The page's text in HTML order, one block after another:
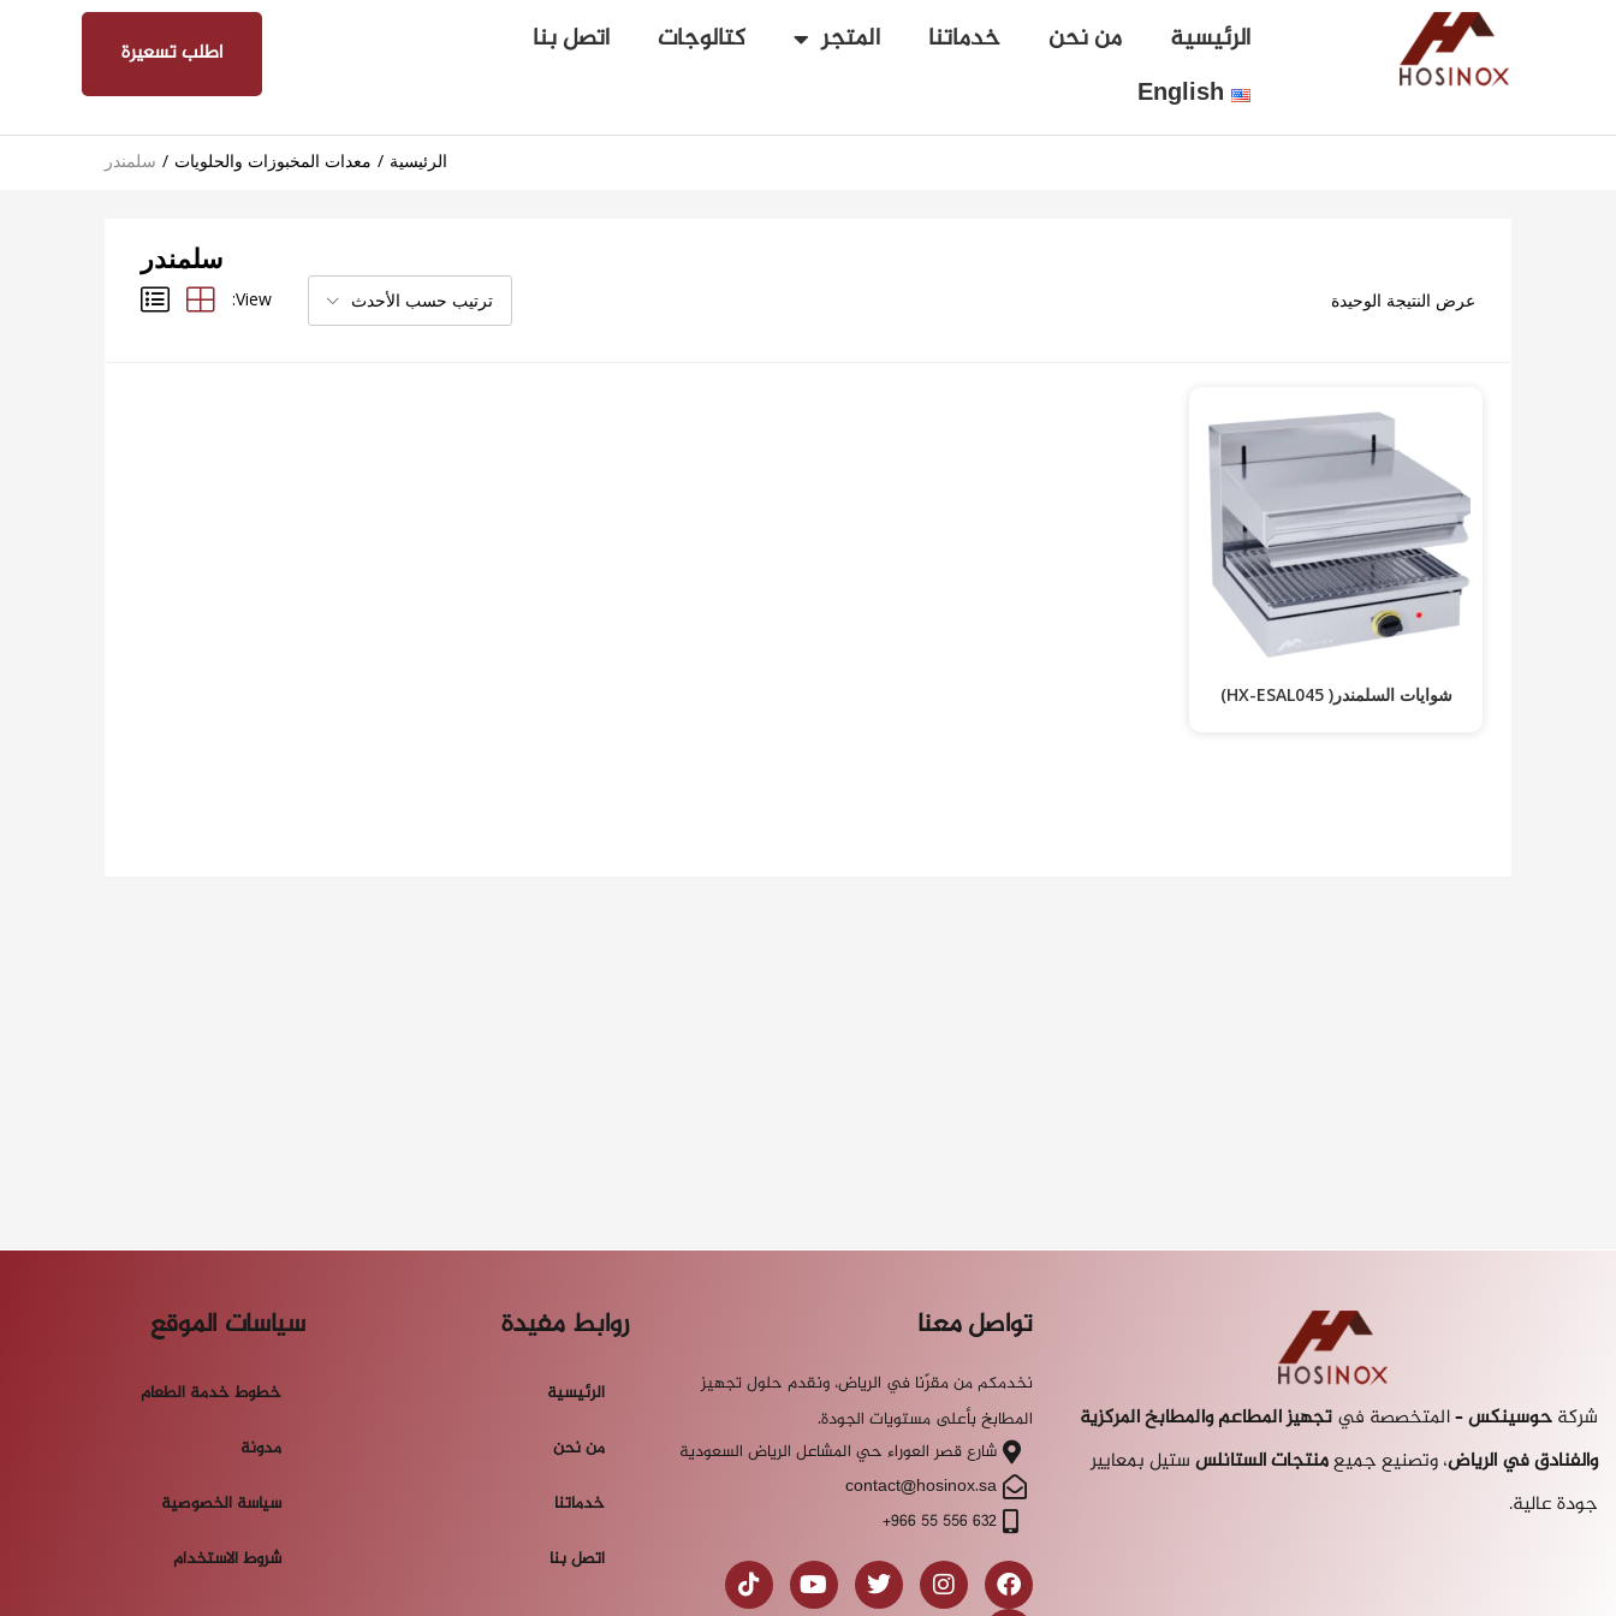
الرئيسية من نحن خدماتنا المتجر كتالوجات
اتصل بنا
English
اطلب تسعيرة
الرئيسية معدات المخبوزات والحلويات سلمندر
سلمندر
عرض النتيجة الوحيدة ترتيب حسب الأحدث View:
شوايات السلمندر( HX-ESAL045)
شركةحوسينكس– المتخصصة فيتجهيز المطاعم والمطابخالمركزية
والفنادق في الرياض، وتصنيع جميعمنتجات الستانلسستيل بمعايير
جودة عالية.
تواصل معنا
نخدمكم من مقرّنا في الرياض، ونقدم حلول تجهيز
المطابخ بأعلى مستويات الجودة.
شارع قصر العوراء حي المشاعل الرياض السعودية
contact@hosinox.sa
‎+966 55 556 632
روابط مفيدة
الرئيسية
من نحن
خدماتنا
اتصل بنا
سياسات الموقع
خطوط خدمة الطعام
مدونة
سياسة الخصوصية
شروط الاستخدام